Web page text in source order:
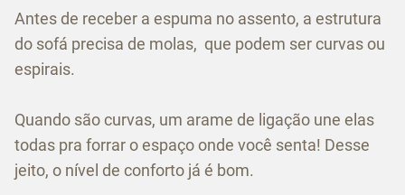
Antes de receber a espuma no assento, a estrutura
do sofá precisa de molas, que podem ser curvas ou
espirais.
Quando são curvas, um arame de ligação une elas
todas pra forrar o espaço onde você senta! Desse
jeito, o nível de conforto já é bom.